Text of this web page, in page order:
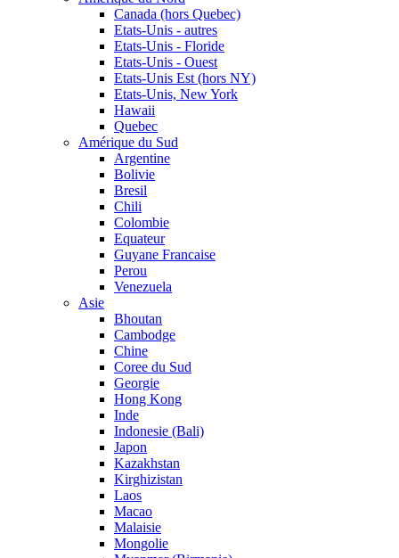
Canada (hors Quebec)
Etats-Unis - autres
Etats-Unis - Floride
Etats-Unis - Ouest
Etats-Unis Est (hors NY)
Etats-Unis, New York
Hawaii
Quebec
Amérique du Sud
Argentine
Bolivie
Bresil
Chili
Colombie
Equateur
Guyane Francaise
Perou
Venezuela
Asie
Bhoutan
Cambodge
Chine
Coree du Sud
Georgie
Hong Kong
Inde
Indonesie (Bali)
Japon
Kazakhstan
Kirghizistan
Laos
Macao
Malaisie
Mongolie